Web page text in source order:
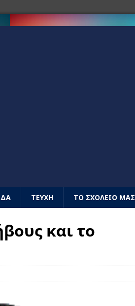
ΤΕΥΧΗ ΤΟ ΣΧΟΛΕΙΟ ΜΑΣ
και το